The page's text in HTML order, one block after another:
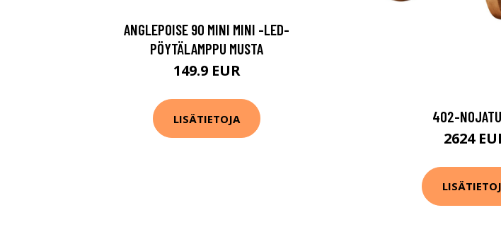
ANGLEPOISE 90 MINI MINI -LED-
PÖYTÄLAMPPU MUSTA
149.9 EUR
LISÄTIETOJA 402-
2624